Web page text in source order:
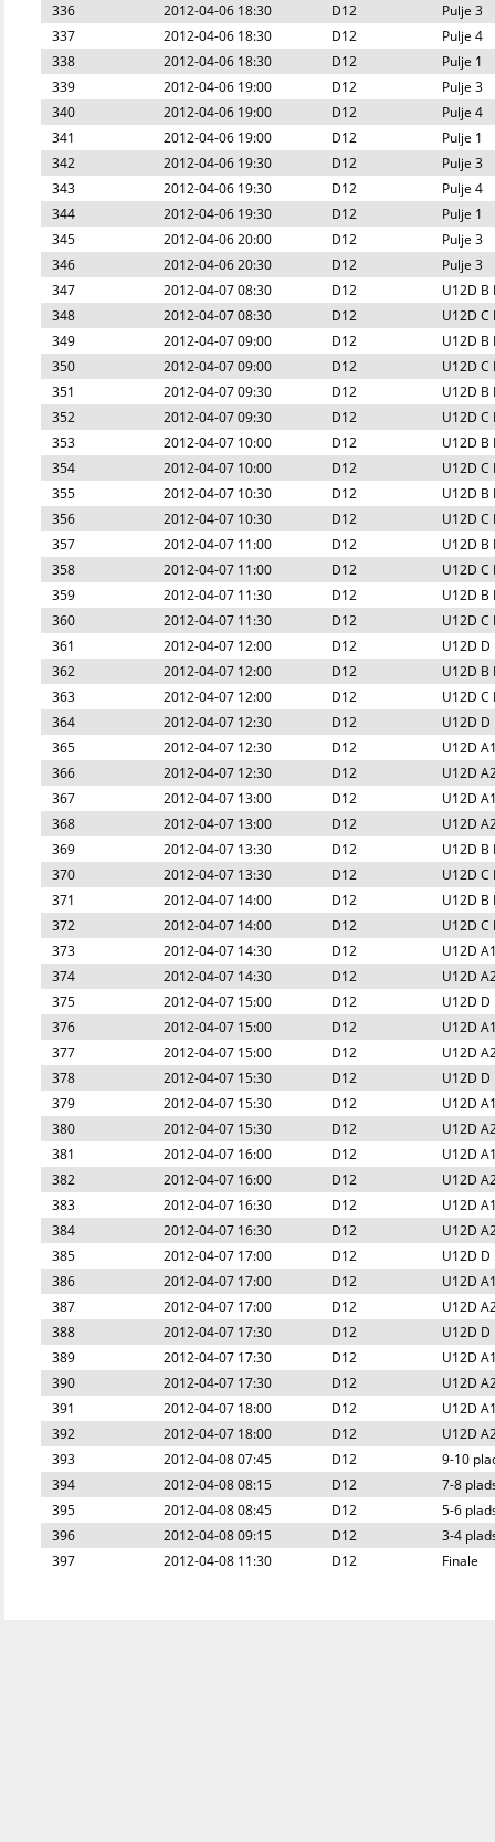
336
2012-04-06 18:30 D12
Pulje 3
337
2012-04-06 18:30 D12
Pulje 4
338
2012-04-06 18:30 D12
Pulje 1
339
2012-04-06 19:00 D12
Pulje 3
340
2012-04-06 19:00 D12
Pulje 4
341
2012-04-06 19:00 D12
Pulje 1
342
2012-04-06 19:30 D12
Pulje 3
343
2012-04-06 19:30 D12
Pulje 4
344
2012-04-06 19:30 D12
Pulje 1
345
2012-04-06 20:00 D12
Pulje 3
346
2012-04-06 20:30 D12
Pulje 3
347
2012-04-07 08:30 D12
U12D B
348
2012-04-07 08:30 D12
U12D C
349
2012-04-07 09:00 D12
U12D B
350
2012-04-07 09:00 D12
U12D C
351
2012-04-07 09:30 D12
U12D B
352
2012-04-07 09:30 D12
U12D C
353
2012-04-07 10:00 D12
U12D B
354
2012-04-07 10:00 D12
U12D C
355
2012-04-07 10:30 D12
U12D B
356
2012-04-07 10:30 D12
U12D C
357
2012-04-07 11:00 D12
U12D B
358
2012-04-07 11:00 D12
U12D C
359
2012-04-07 11:30 D12
U12D B
360
2012-04-07 11:30 D12
U12D C
361
2012-04-07 12:00 D12
U12D D
362
2012-04-07 12:00 D12
U12D B
363
2012-04-07 12:00 D12
U12D C
364
2012-04-07 12:30 D12
U12D D
365
2012-04-07 12:30 D12
U12D
366
2012-04-07 12:30 D12
U12D
367
2012-04-07 13:00 D12
U12D
368
2012-04-07 13:00 D12
U12D
369
2012-04-07 13:30 D12
U12D B
370
2012-04-07 13:30 D12
U12D C
371
2012-04-07 14:00 D12
U12D B
372
2012-04-07 14:00 D12
U12D C
373
2012-04-07 14:30 D12
U12D
374
2012-04-07 14:30 D12
U12D
375
2012-04-07 15:00 D12
U12D D
376
2012-04-07 15:00 D12
U12D
377
2012-04-07 15:00 D12
U12D
378
2012-04-07 15:30 D12
U12D D
379
2012-04-07 15:30 D12
U12D
380
2012-04-07 15:30 D12
U12D
381
2012-04-07 16:00 D12
U12D
382
2012-04-07 16:00 D12
U12D
383
2012-04-07 16:30 D12
U12D
384
2012-04-07 16:30 D12
U12D
385
2012-04-07 17:00 D12
U12D D
386
2012-04-07 17:00 D12
U12D
387
2012-04-07 17:00 D12
U12D
388
2012-04-07 17:30 D12
U12D D
389
2012-04-07 17:30 D12
U12D
390
2012-04-07 17:30 D12
U12D
391
2012-04-07 18:00 D12
U12D
392
2012-04-07 18:00 D12
U12D
393
2012-04-08 07:45 D12
9-10
394
2012-04-08 08:15 D12
7-8
395
2012-04-08 08:45 D12
5-6
396
2012-04-08 09:15 D12
3-4
397
2012-04-08 11:30 D12 Finale